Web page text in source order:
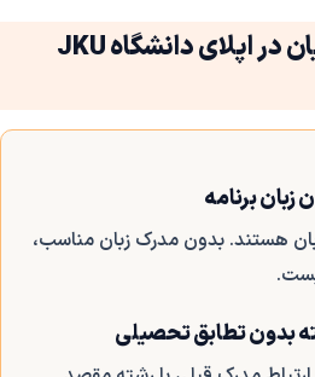
اشتباهات رایج ایرانیان در اپلای دانشگاه JKU
زبان برنامه
هستند. بدون مدرک زبان مناسب،
بدون تطابق تحصیلی